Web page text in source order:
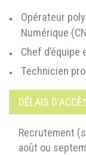
Opérateur
Numérique
Chef
Technicien
DÉLAIS
Recrutement
août ou